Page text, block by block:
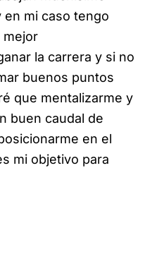
en mi caso tengo
mejor
la carrera y si no
buenos puntos
que mentalizarme y
buen caudal de
en el
mi objetivo para